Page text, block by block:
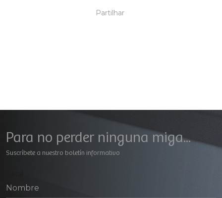
Partilhar
Para no perder ninguna miga...
Suscríbete a nuestro boletín informativo